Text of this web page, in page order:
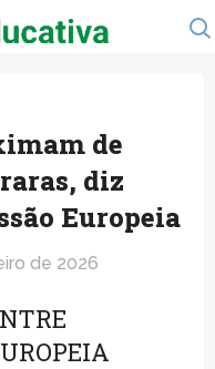
de
diz
Europeia
de 2026